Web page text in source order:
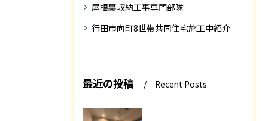
屋根裏収納工事専門部隊
行田市向町8世帯共同住宅施工中紹介
最近の投稿 Recent Posts